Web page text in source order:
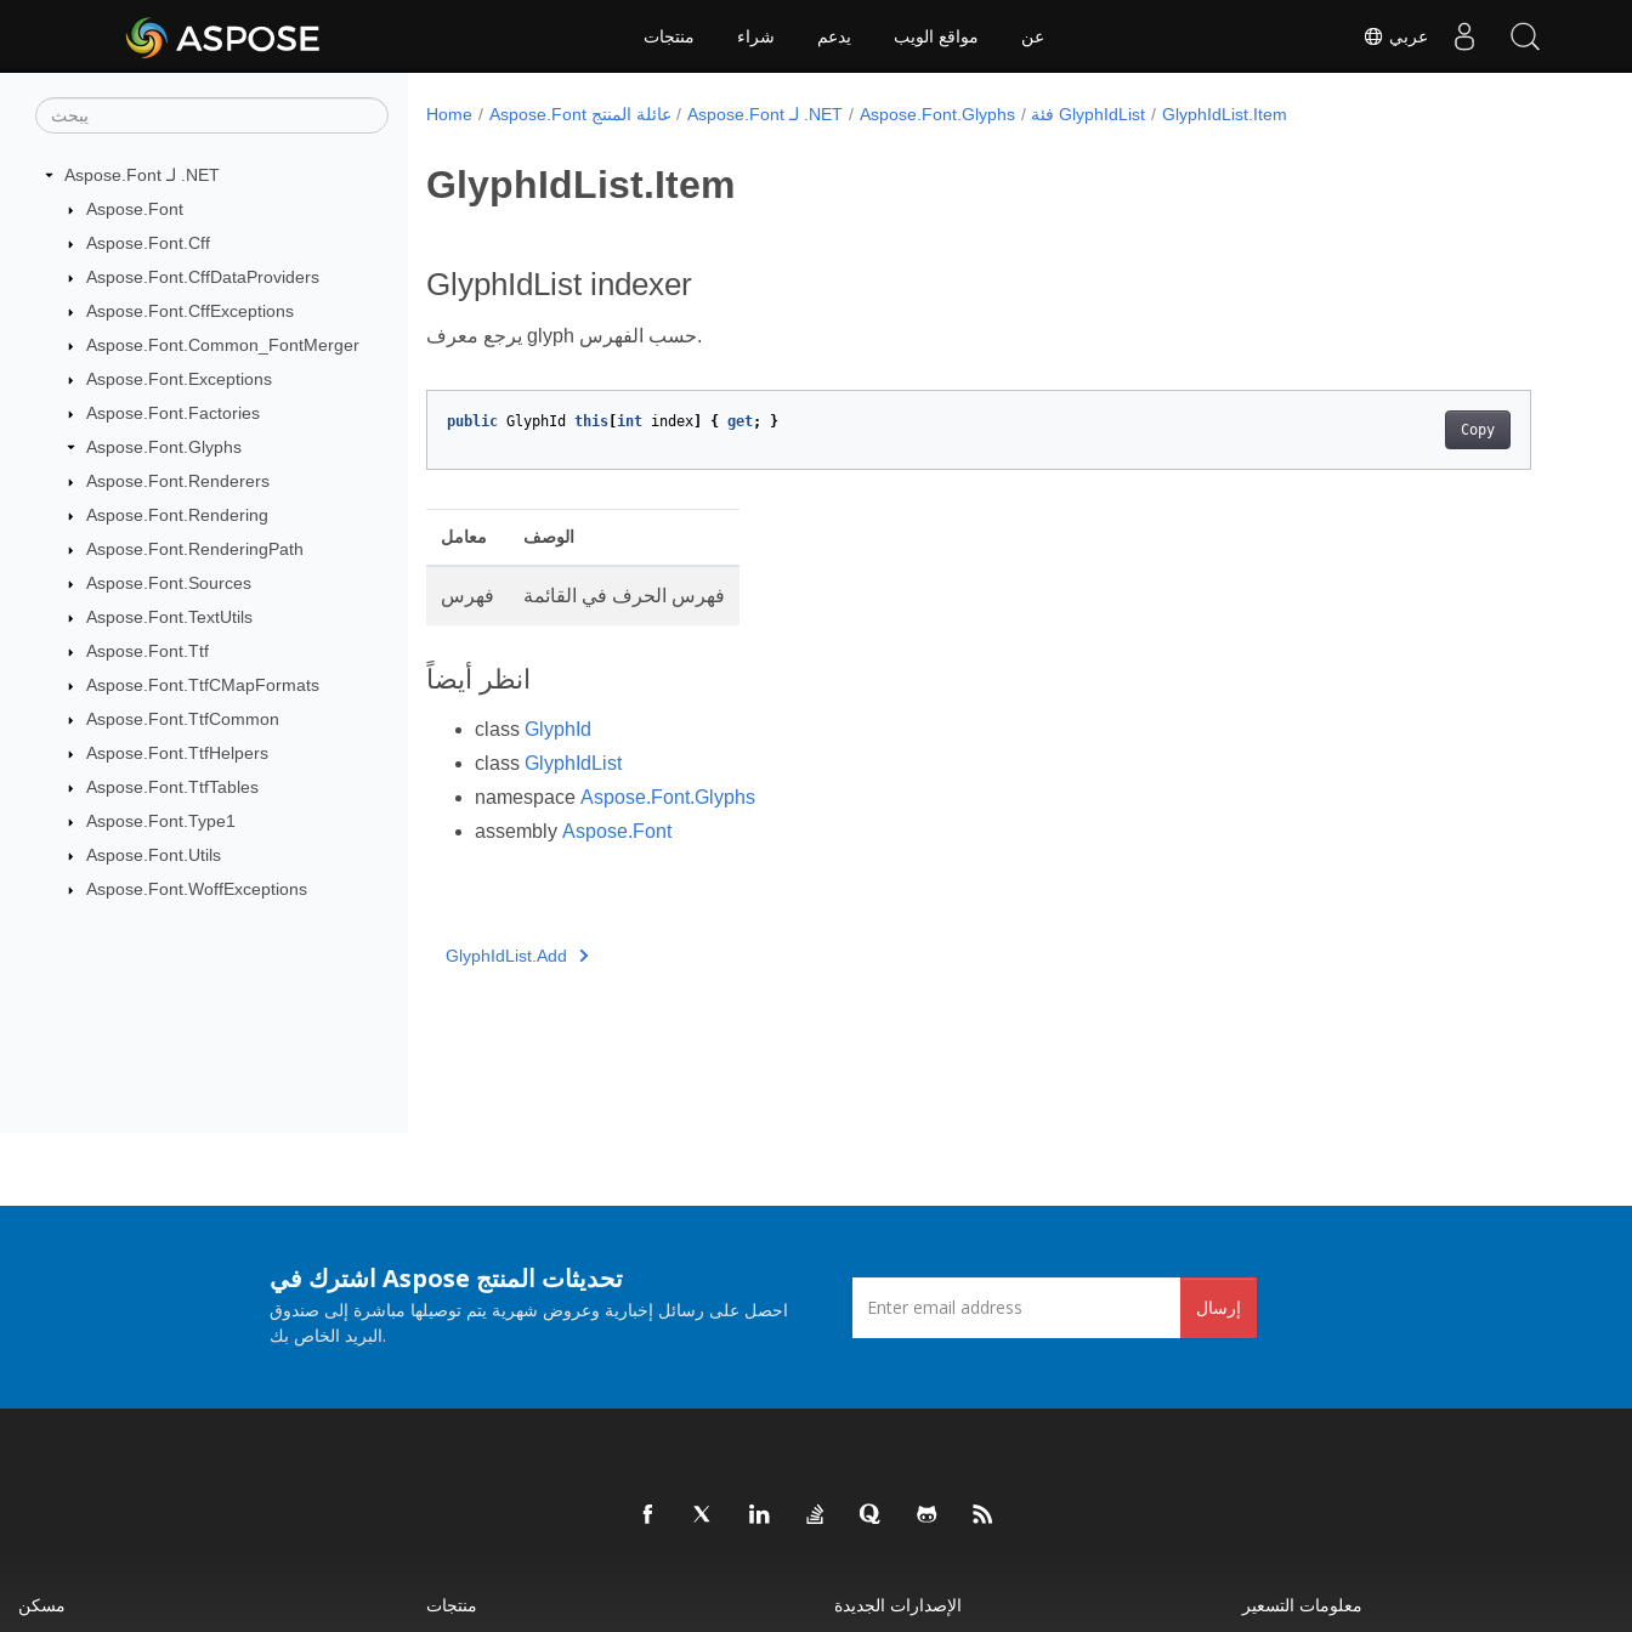
عربي منتجات شراء يدعم مواقع الويب عن
Aspose.Font لـ .NET
Aspose.Font
Aspose.Font.Cff
Aspose.Font.CffDataProviders
Aspose.Font.CffExceptions
Aspose.Font.Common_FontMerger
Aspose.Font.Exceptions
Aspose.Font.Factories
Aspose.Font.Glyphs
Aspose.Font.Renderers
Aspose.Font.Rendering
Aspose.Font.RenderingPath
Aspose.Font.Sources
Aspose.Font.TextUtils
Aspose.Font.Ttf
Aspose.Font.TtfCMapFormats
Aspose.Font.TtfCommon
Aspose.Font.TtfHelpers
Aspose.Font.TtfTables
Aspose.Font.Type1
Aspose.Font.Utils
Aspose.Font.WoffExceptions
Home Aspose.Font عائلة المنتج Aspose.Font لـ .NET Aspose.Font.Glyphs فئة GlyphIdList GlyphIdList.Item
GlyphIdList.Item
GlyphIdList indexer
يرجع معرف glyph حسب الفهرس.
Copy
public GlyphId this int index { get; }
معامل الوصف
فهرس فهرس الحرف في القائمة
انظر أيضاً
class GlyphId
class GlyphIdList
namespace Aspose.Font.Glyphs
assembly Aspose.Font
GlyphIdList.Add
اشترك في Aspose تحديثات المنتج
احصل على رسائل إخبارية وعروض شهرية يتم توصيلها مباشرة إلى صندوق
البريد الخاص بك.
إرسال
مسكن منتجات الإصدارات الجديدة
معلومات التسعير